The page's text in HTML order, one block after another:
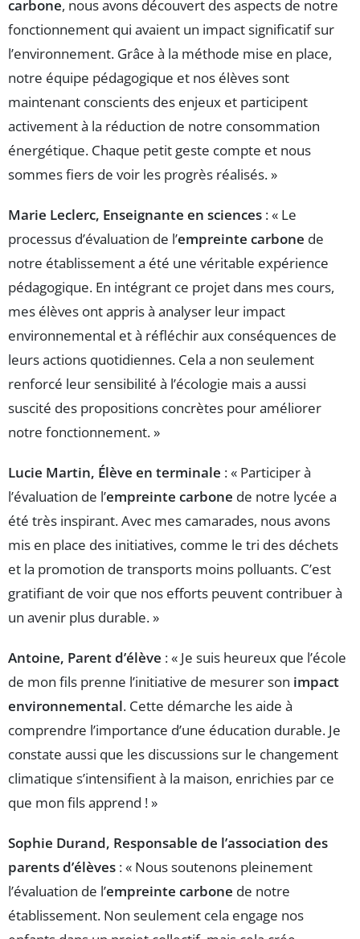
carbone, nous avons découvert des aspects de notre
fonctionnement qui avaient un impact significatif sur
l’environnement. Grâce à la méthode mise en place,
notre équipe pédagogique et nos élèves sont
maintenant conscients des enjeux et participent
activement à la réduction de notre consommation
énergétique. Chaque petit geste compte et nous
sommes fiers de voir les progrès réalisés. »
Marie Leclerc, Enseignante en sciences : « Le
processus d’évaluation de l’empreinte carbone de
notre établissement a été une véritable expérience
pédagogique. En intégrant ce projet dans mes cours,
mes élèves ont appris à analyser leur impact
environnemental et à réfléchir aux conséquences de
leurs actions quotidiennes. Cela a non seulement
renforcé leur sensibilité à l’écologie mais a aussi
suscité des propositions concrètes pour améliorer
notre fonctionnement. »
Lucie Martin, Élève en terminale : « Participer à
l’évaluation de l’empreinte carbone de notre lycée a
été très inspirant. Avec mes camarades, nous avons
mis en place des initiatives, comme le tri des déchets
et la promotion de transports moins polluants. C’est
gratifiant de voir que nos efforts peuvent contribuer à
un avenir plus durable. »
Antoine, Parent d’élève : « Je suis heureux que l’école
de mon fils prenne l’initiative de mesurer son impact
environnemental. Cette démarche les aide à
comprendre l’importance d’une éducation durable. Je
constate aussi que les discussions sur le changement
climatique s’intensifient à la maison, enrichies par ce
que mon fils apprend ! »
Sophie Durand, Responsable de l’association des
parents d’élèves : « Nous soutenons pleinement
l’évaluation de l’empreinte carbone de notre
établissement. Non seulement cela engage nos